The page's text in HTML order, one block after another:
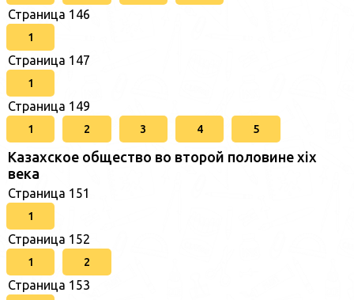
Страница 146
1
Страница 147
1
Страница 149
1 2 3 4 5
Казахское общество во второй половине хіх
века
Страница 151
1
Страница 152
1 2
Страница 153